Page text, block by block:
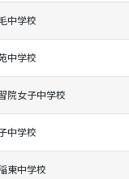
中学校
中学校
院女子中学校
中学校
東中学校